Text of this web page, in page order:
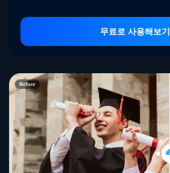
무료로 사용해보기